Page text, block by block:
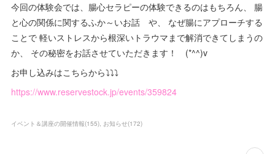
今回の体験会では、腸心セラピーの体験できるのはもちろん、 腸
と心の関係に関するふか～いお話 や、 なぜ腸にアプローチする
ことで 軽いストレスから根深いトラウマまで解消できてしまうの
か、 その秘密をお話させていただきます！ (*^^)v
お申し込みはこちらから⤵︎⤵︎⤵︎
https://www.reservestock.jp/events/359824
イベント＆講座の開催情報(155) お知らせ(172)